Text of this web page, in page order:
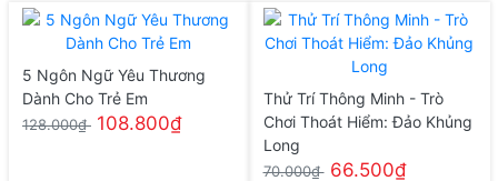
5 Ngôn Ngữ Yêu Thương
Dành Cho Trẻ Em
128.000₫ 108.800₫
Thử Trí Thông Minh - Trò
Chơi Thoát Hiểm: Đảo Khủng
Long
70.000₫ 66.500₫